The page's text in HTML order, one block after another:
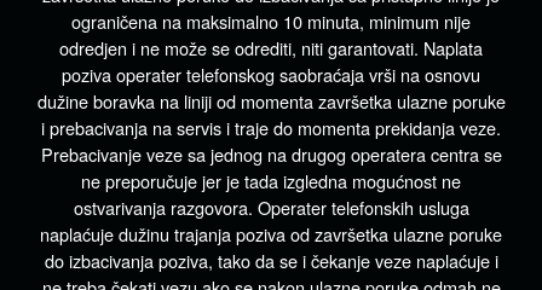
ograničena na maksimalno 10 minuta, minimum nije
odredjen i ne može se odrediti, niti garantovati. Naplata
poziva operater telefonskog saobraćaja vrši na osnovu
dužine boravka na liniji od momenta završetka ulazne poruke
i prebacivanja na servis i traje do momenta prekidanja veze.
Prebacivanje veze sa jednog na drugog operatera centra se
ne preporučuje jer je tada izgledna mogućnost ne
ostvarivanja razgovora. Operater telefonskih usluga
naplaćuje dužinu trajanja poziva od završetka ulazne poruke
do izbacivanja poziva, tako da se i čekanje veze naplaćuje i